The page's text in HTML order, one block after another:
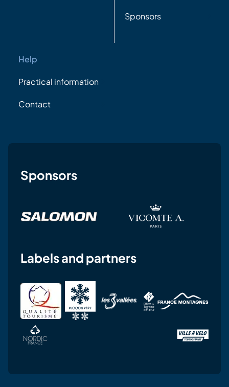
Sponsors
Help
Practical information
Contact
Sponsors
Labels and partners